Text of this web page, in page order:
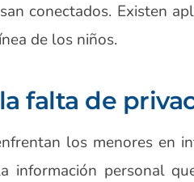
conectados. Existen
de los niños.
falta de
los menores en
información personal